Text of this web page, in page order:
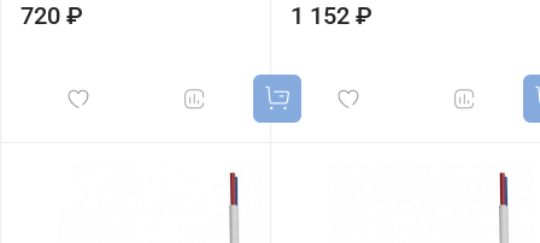
720 ₽ 1 152 ₽